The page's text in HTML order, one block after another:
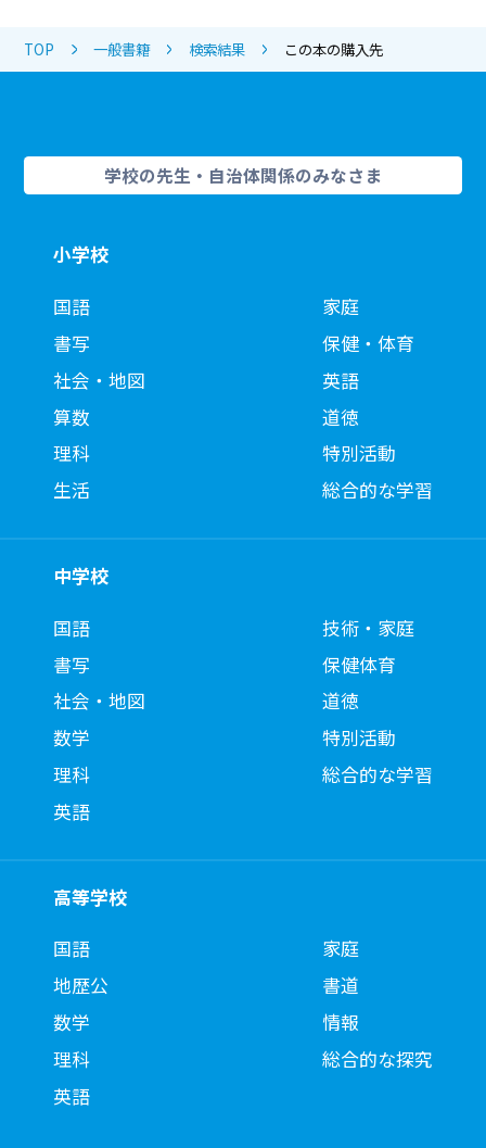
TOP 一般書籍 検索結果 この本の購入先
学校の先生・自治体関係のみなさま
小学校
国語
書写
社会・地図
算数
理科
生活
家庭
保健・体育
英語
道徳
特別活動
総合的な学習
中学校
国語
書写
社会・地図
数学
理科
英語
技術・家庭
保健体育
道徳
特別活動
総合的な学習
高等学校
国語
地歴公
数学
理科
英語
家庭
書道
情報
総合的な探究